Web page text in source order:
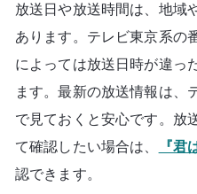
放送日や放送時間は、地域
あります。テレビ東京系の
によっては放送日時が違っ
ます。最新の放送情報は、
で見ておくと安心です。放
て確認したい場合は、
『君
認できます。